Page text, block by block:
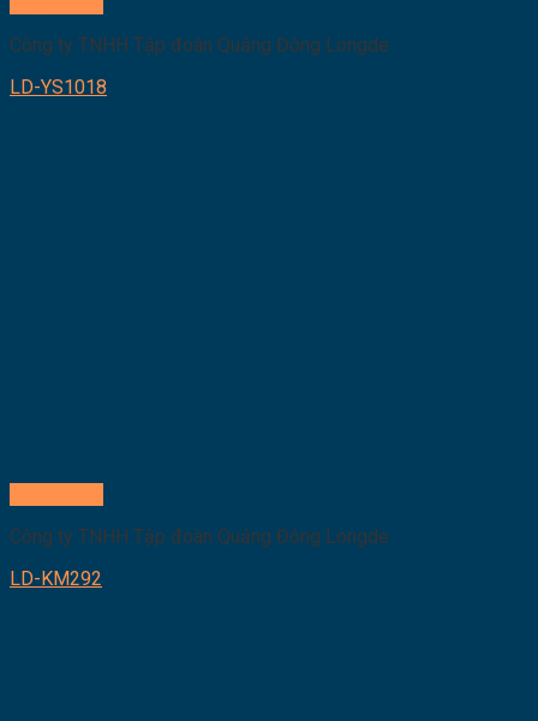
Công ty TNHH Tập đoàn Quảng Đông Longde
LD-YS1018
Công ty TNHH Tập đoàn Quảng Đông Longde
LD-KM292